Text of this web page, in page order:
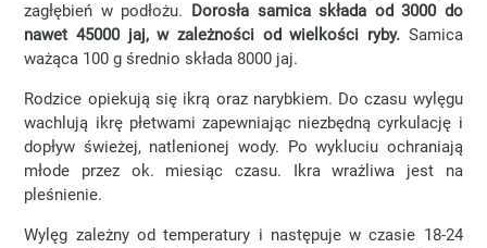
zagłębień w podłożu. Dorosła samica składa od 3000 do
nawet 45000 jaj, w zależności od wielkości ryby.Samica
ważąca 100 g średnio składa 8000 jaj.
Rodzice opiekują się ikrą oraz narybkiem. Do czasu wylęgu
wachlują ikrę płetwami zapewniając niezbędną cyrkulację i
dopływ świeżej, natlenionej wody. Po wykluciu ochraniają
młode przez ok. miesiąc czasu. Ikra wrażliwa jest na
pleśnienie.
Wylęg zależny od temperatury i następuje w czasie 18-24